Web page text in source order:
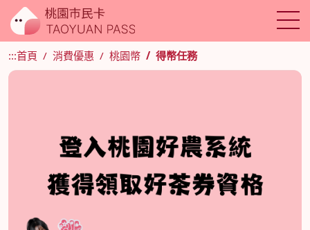
:::首頁 消費優惠 桃園幣 得幣任務